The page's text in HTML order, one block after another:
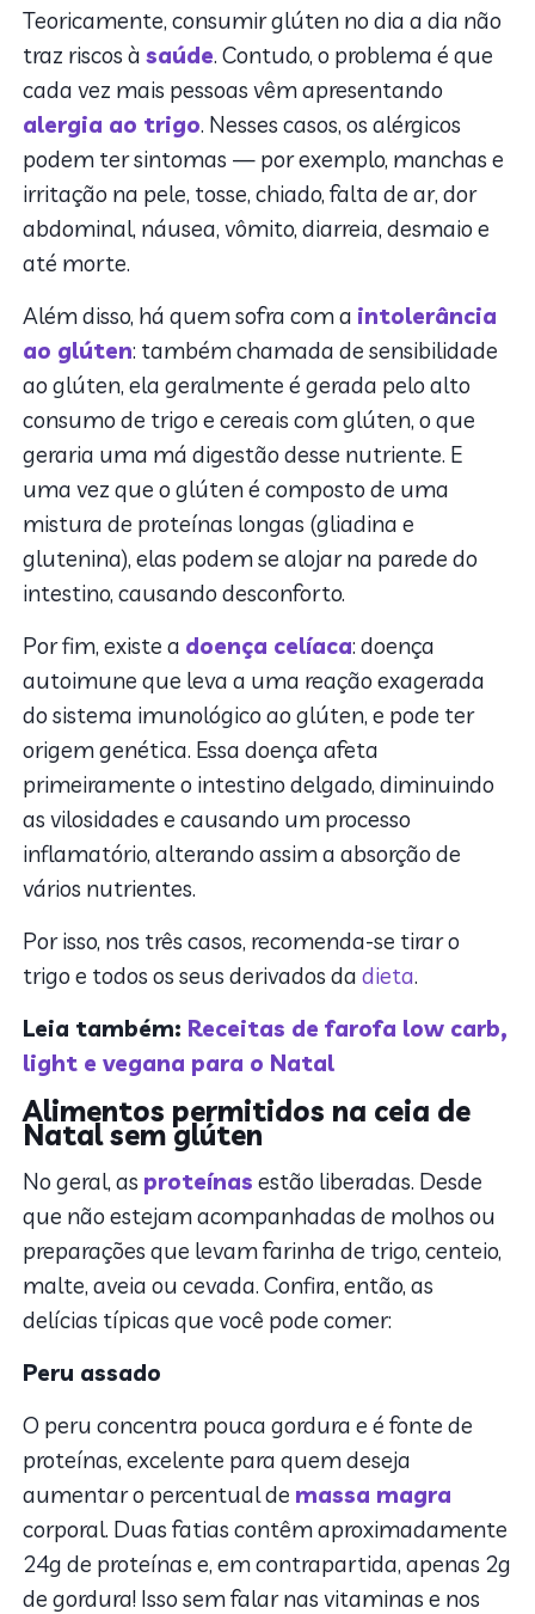
Teoricamente, consumir glúten no dia a dia não
traz riscos àsaúde. Contudo, o problema é que
cada vez mais pessoas vêm apresentando
alergia ao trigo. Nesses casos, os alérgicos
podem ter sintomas — por exemplo, manchas e
irritação na pele, tosse, chiado, falta de ar, dor
abdominal, náusea, vômito, diarreia, desmaio e
até morte.
Além disso, há quem sofra com a intolerância
ao glúten: também chamada de sensibilidade
ao glúten, ela geralmente é gerada pelo alto
consumo de trigo e cereais com glúten, o que
geraria uma má digestão desse nutriente. E
uma vez que o glúten é composto de uma
mistura de proteínas longas (gliadina e
glutenina), elas podem se alojar na parede do
intestino, causando desconforto.
Por fim, existe a doença celíaca: doença
autoimune que leva a uma reação exagerada
do sistema imunológico ao glúten, e pode ter
origem genética. Essa doença afeta
primeiramente o intestino delgado, diminuindo
as vilosidades e causando um processo
inflamatório, alterando assim a absorção de
vários nutrientes.
Por isso, nos três casos, recomenda-se tirar o
trigo e todos os seus derivados dadieta.
Leia também: Receitas de farofa low carb,
light e vegana para o Natal
Alimentos permitidos na ceia de
Natal sem glúten
No geral, as proteínas estão liberadas. Desde
que não estejam acompanhadas de molhos ou
preparações que levam farinha de trigo, centeio,
malte, aveia ou cevada. Confira, então, as
delícias típicas que você pode comer:
Peru assado
O peru concentra pouca gordura e é fonte de
proteínas, excelente para quem deseja
aumentar o percentual de massa magra
corporal. Duas fatias contêm aproximadamente
24g de proteínas e, em contrapartida, apenas 2g
de gordura! Isso sem falar nas vitaminas e nos